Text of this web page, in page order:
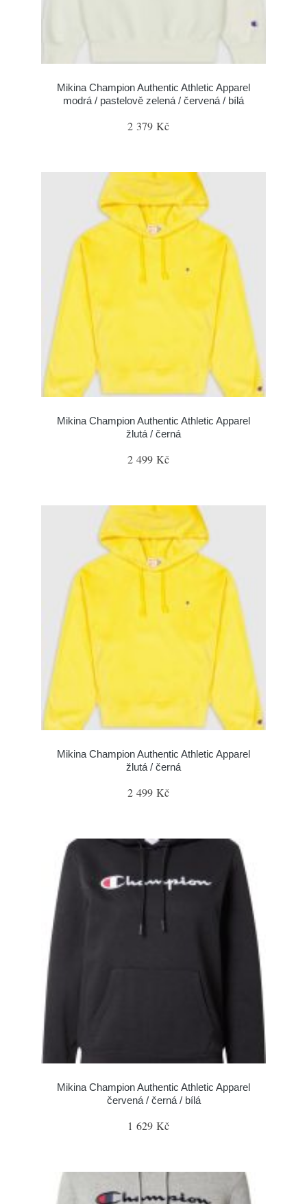
Mikina Champion Authentic Athletic Apparel
modrá / pastelově zelená / červená / bílá
2 379 Kč
Mikina Champion Authentic Athletic Apparel
žlutá / černá
2 499 Kč
Mikina Champion Authentic Athletic Apparel
žlutá / černá
2 499 Kč
Mikina Champion Authentic Athletic Apparel
červená / černá / bílá
1 629 Kč